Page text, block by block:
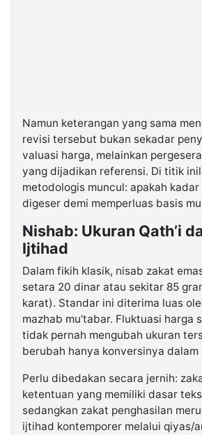
Namun keterangan yang sama
revisi tersebut bukan sekadar
valuasi harga, melainkan
yang dijadikan referensi. Di titik
metodologis muncul: apakah
digeser demi memperluas basis
Nishab: Ukuran Qath’i
Ijtihad
Dalam fikih klasik, nisab zakat
setara 20 dinar atau sekitar 85
karat). Standar ini diterima luas
mazhab mu’tabar. Fluktuasi harga
tidak pernah mengubah ukuran
berubah hanya konversinya dalam
Perlu dibedakan secara jernih:
ketentuan yang memiliki dasar
sedangkan zakat penghasilan
ijtihad kontemporer melalui qiyas/